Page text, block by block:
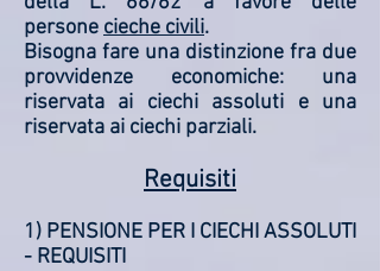
persone cieche civili.
Bisogna fare una distinzione fra due
provvidenze economiche: una
riservata ai ciechi assoluti e una
riservata ai ciechi parziali.
Requisiti
1) PENSIONE PER I CIECHI ASSOLUTI
- REQUISITI